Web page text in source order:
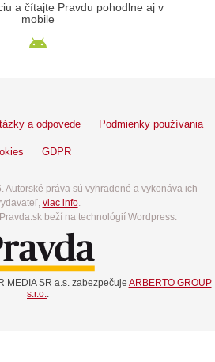
a čítajte Pravdu pohodlne aj v
mobile
a odpovede Podmienky používania
GDPR
Autorské práva sú vyhradené a vykonáva ich
viac info.
beží na technológií Wordpress.
MEDIA SR a.s. zabezpečuje ARBERTO GROUP
s.r.o..